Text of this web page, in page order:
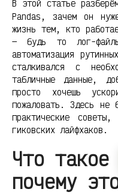
В этой статье
Pandas, зачем он
жизнь тем, кто
— будь то лог-
автоматизация
сталкивался с
табличные данные,
просто хочешь
пожаловать. Здесь не
практические
гиковских лайфхаков.
Что такое
почему